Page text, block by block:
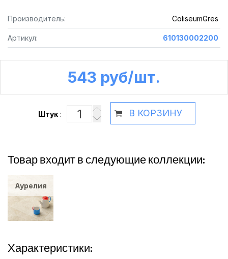
Производитель: ColiseumGres
Артикул: 610130002200
543 руб /шт.
Штук: В КОРЗИНУ
Товар входит в следующие коллекции:
Аурелия
Характеристики: